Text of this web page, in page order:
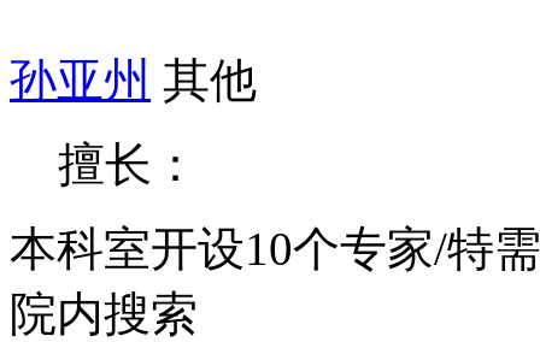
孙亚州 其他
擅长：
本科室开设10个专家/特
院内搜索